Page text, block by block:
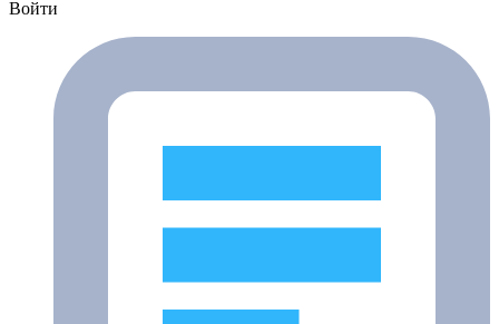
Войти